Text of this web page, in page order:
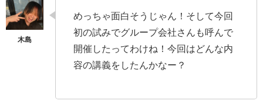
めっちゃ面白そうじゃん！そして今回
初の試みでグループ会社さんも呼んで
開催したってわけね！今回はどんな内
容の講義をしたんかなー？